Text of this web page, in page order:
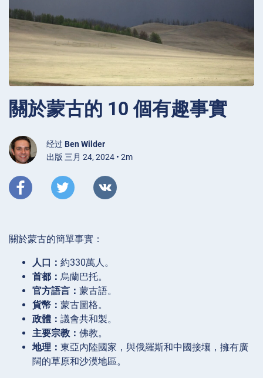
關於蒙古的 10 個有趣事實
经过 Ben Wilder
出版 三月 24, 2024 • 2m
關於蒙古的簡單事實：
人口： 約330萬人。
首都： 烏蘭巴托。
官方語言： 蒙古語。
貨幣： 蒙古圖格。
政體： 議會共和製。
主要宗教： 佛教。
地理： 東亞內陸國家，與俄羅斯和中國接壤，擁有廣
闊的草原和沙漠地區。